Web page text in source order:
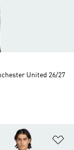
de deseos
United 26/27